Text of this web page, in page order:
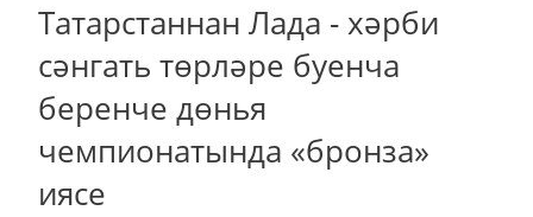
Татарстаннан Лада - хәрби
сәнгать төрләре буенча
беренче дөнья
чемпионатында «бронза»
иясе